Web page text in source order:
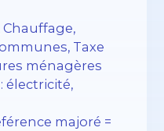
Chauffage,
Taxe
ménagères
électricité,
majoré =